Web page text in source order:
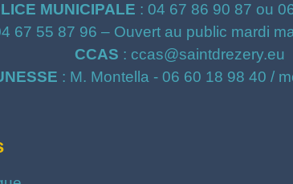
MUNICIPALE : 04 67 86 90 87 ou
67 55 87 96 – Ouvert au public mardi
CCAS : ccas@saintdrezery.eu
: M. Montella - 06 60 18 98 40 /